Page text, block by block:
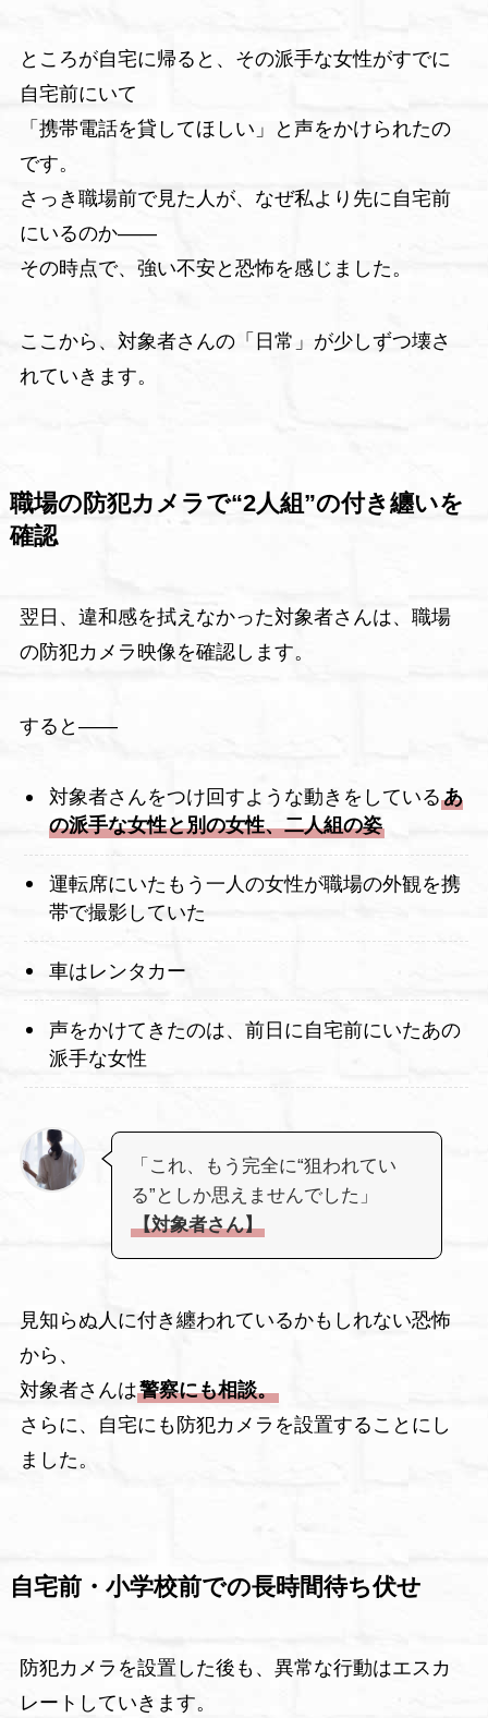
ところが自宅に帰ると、その派手な女性がすでに
自宅前にいて
「携帯電話を貸してほしい」と声をかけられたの
です。
さっき職場前で見た人が、なぜ私より先に自宅前
にいるのか――
その時点で、強い不安と恐怖を感じました。
ここから、対象者さんの「日常」が少しずつ壊さ
れていきます。
職場の防犯カメラで“2人組”の付き纏いを
確認
翌日、違和感を拭えなかった対象者さんは、職場
の防犯カメラ映像を確認します。
すると――
対象者さんをつけ回すような動きをしているあ
の派手な女性と別の女性、二人組の姿
運転席にいたもう一人の女性が職場の外観を携
帯で撮影していた
車はレンタカー
声をかけてきたのは、前日に自宅前にいたあの
派手な女性
「これ、もう完全に“狙われてい
る”としか思えませんでした」
【対象者さん】
見知らぬ人に付き纏われているかもしれない恐怖
から、
対象者さんは警察にも相談。
さらに、自宅にも防犯カメラを設置することにし
ました。
自宅前・小学校前での長時間待ち伏せ
防犯カメラを設置した後も、異常な行動はエスカ
レートしていきます。